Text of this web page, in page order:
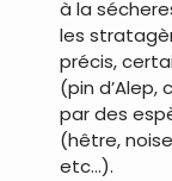
à la
les
précis,
(pin d’Alep,
par des
(hêtre,
etc…).